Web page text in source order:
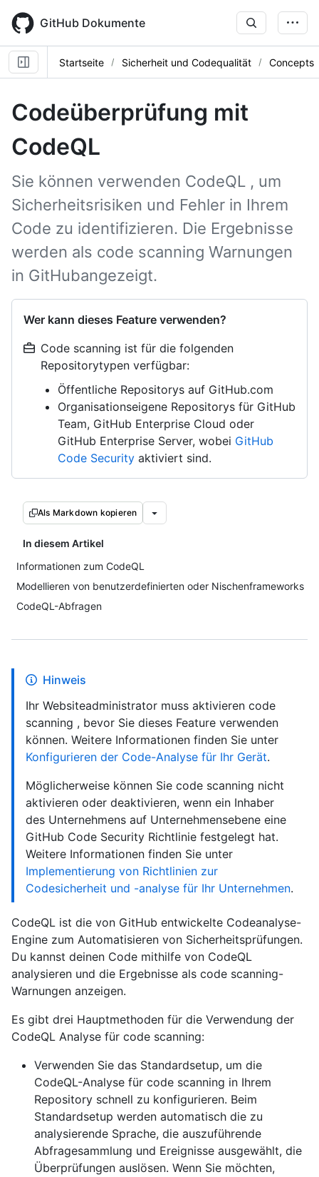
main
content
GitHub Dokumente
Startseite Sicherheit und Codequalität Concepts
Codeüberprüfung mit
CodeQL
Sie können verwenden CodeQL , um
Sicherheitsrisiken und Fehler in Ihrem
Code zu identifizieren. Die Ergebnisse
werden als code scanning Warnungen
in GitHubangezeigt.
Wer kann dieses Feature verwenden?
Code scanning ist für die folgenden
Repositorytypen verfügbar:
Öffentliche Repositorys auf GitHub.com
Organisationseigene Repositorys für GitHub
Team, GitHub Enterprise Cloud oder
GitHub Enterprise Server, wobei GitHub
Code Security aktiviert sind.
Als Markdown kopieren
In diesem Artikel
Informationen zum CodeQL
Modellieren von benutzerdefinierten oder Nischenframeworks
CodeQL-Abfragen
Hinweis
Ihr Websiteadministrator muss aktivieren code
scanning , bevor Sie dieses Feature verwenden
können. Weitere Informationen finden Sie unter
Konfigurieren der Code-Analyse für Ihr Gerät.
Möglicherweise können Sie code scanning nicht
aktivieren oder deaktivieren, wenn ein Inhaber
des Unternehmens auf Unternehmensebene eine
GitHub Code Security Richtlinie festgelegt hat.
Weitere Informationen finden Sie unter
Implementierung von Richtlinien zur
Codesicherheit und -analyse für Ihr Unternehmen.
CodeQL ist die von GitHub entwickelte Codeanalyse-
Engine zum Automatisieren von Sicherheitsprüfungen.
Du kannst deinen Code mithilfe von CodeQL
analysieren und die Ergebnisse als code scanning-
Warnungen anzeigen.
Es gibt drei Hauptmethoden für die Verwendung der
CodeQL Analyse für code scanning:
Verwenden Sie das Standardsetup, um die
CodeQL-Analyse für code scanning in Ihrem
Repository schnell zu konfigurieren. Beim
Standardsetup werden automatisch die zu
analysierende Sprache, die auszuführende
Abfragesammlung und Ereignisse ausgewählt, die
Überprüfungen auslösen. Wenn Sie möchten,